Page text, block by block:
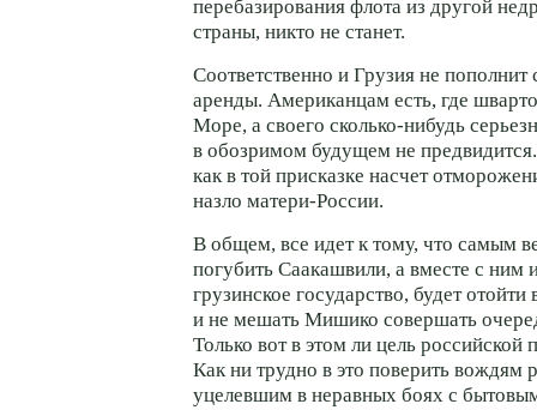
перебазирования флота из другой
страны, никто не станет.
Соответственно и Грузия не пополнит
аренды. Американцам есть, где
Море, а своего сколько-нибудь
в обозримом будущем не
как в той присказке насчет
назло матери-России.
В общем, все идет к тому, что самым
погубить Саакашвили, а вместе с ним
грузинское государство, будет отойти
и не мешать Мишико совершать
Только вот в этом ли цель российской
Как ни трудно в это поверить вождям
уцелевшим в неравных боях с